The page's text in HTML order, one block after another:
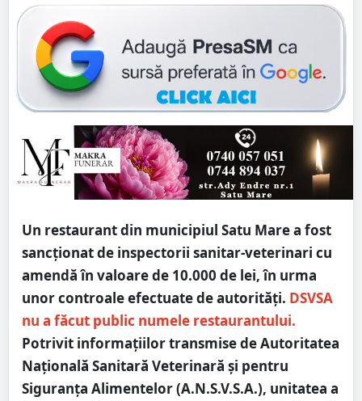
Un restaurant din municipiul Satu Mare a fost
sancționat de inspectorii sanitar-veterinari cu
amendă în valoare de 10.000 de lei, în urma
unor controale efectuate de autorități. DSVSA
nu a făcut public numele restaurantului.
Potrivit informațiilor transmise de Autoritatea
Națională Sanitară Veterinară și pentru
Siguranța Alimentelor (A.N.S.V.S.A.), unitatea a